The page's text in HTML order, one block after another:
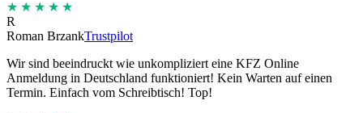
★★★★★
R
Roman BrzankTrustpilot
Wir sind beeindruckt wie unkompliziert eine KFZ Online
Anmeldung in Deutschland funktioniert! Kein Warten auf einen
Termin. Einfach vom Schreibtisch! Top!